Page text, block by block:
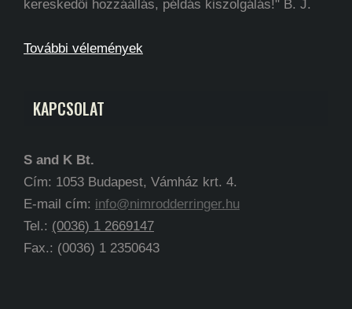
kereskedői hozzáállás, példás kiszolgálás!" B. J.
További vélemények
KAPCSOLAT
S and K Bt.
Cím: 1053 Budapest, Vámház krt. 4.
E-mail cím: info@nimrodderringer.hu
Tel.: (0036) 1 2669147
Fax.: (0036) 1 2350643